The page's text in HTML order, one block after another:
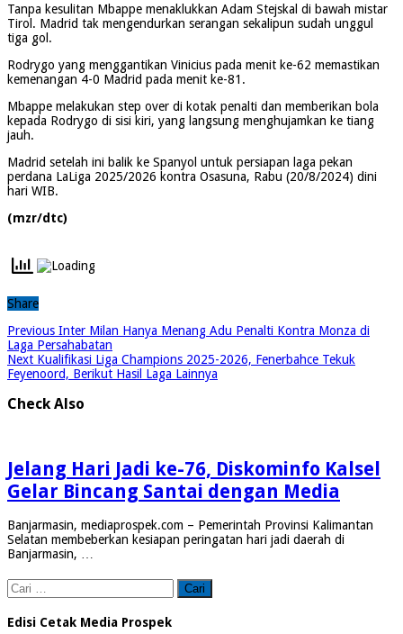
Tanpa kesulitan Mbappe menaklukkan Adam Stejskal di bawah mistar
Tirol. Madrid tak mengendurkan serangan sekalipun sudah unggul
tiga gol.
Rodrygo yang menggantikan Vinicius pada menit ke-62 memastikan
kemenangan 4-0 Madrid pada menit ke-81.
Mbappe melakukan step over di kotak penalti dan memberikan bola
kepada Rodrygo di sisi kiri, yang langsung menghujamkan ke tiang
jauh.
Madrid setelah ini balik ke Spanyol untuk persiapan laga pekan
perdana LaLiga 2025/2026 kontra Osasuna, Rabu (20/8/2024) dini
hari WIB.
(mzr/dtc)
Share
Previous Inter Milan Hanya Menang Adu Penalti Kontra Monza di
Laga Persahabatan
Next Kualifikasi Liga Champions 2025-2026, Fenerbahce Tekuk
Feyenoord, Berikut Hasil Laga Lainnya
Check Also
Jelang Hari Jadi ke-76, Diskominfo Kalsel
Gelar Bincang Santai dengan Media
Banjarmasin, mediaprospek.com – Pemerintah Provinsi Kalimantan
Selatan membeberkan kesiapan peringatan hari jadi daerah di
Banjarmasin, …
Cari
untuk:
Edisi Cetak Media Prospek